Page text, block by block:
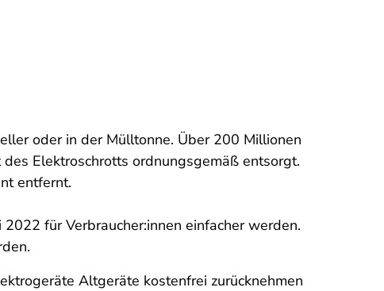
oder in der Mülltonne. Über 200 Millionen
Elektroschrotts ordnungsgemäß entsorgt.
entfernt.
für Verbraucher:innen einfacher werden.
Altgeräte kostenfrei zurücknehmen